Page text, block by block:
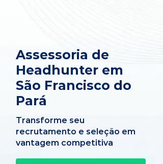
Assessoria de
Headhunter em
São Francisco do
Pará
Transforme seu
recrutamento e seleção em
vantagem competitiva